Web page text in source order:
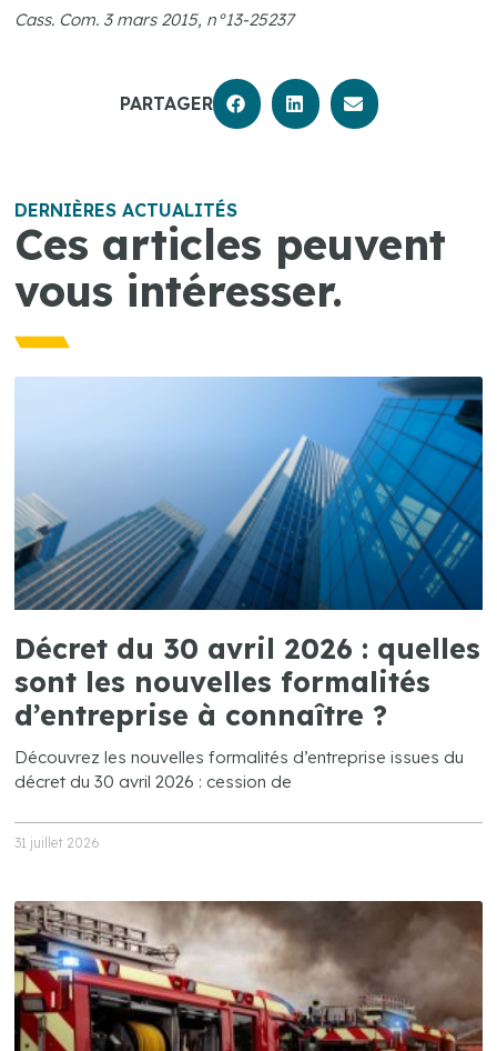
Cass. Com. 3 mars 2015, n°13-25237
PARTAGER
DERNIÈRES ACTUALITÉS
Ces articles peuvent
vous intéresser.
Décret du 30 avril 2026 : quelles
sont les nouvelles formalités
d’entreprise à connaître ?
Découvrez les nouvelles formalités d’entreprise issues du
décret du 30 avril 2026 : cession de
31 juillet 2026